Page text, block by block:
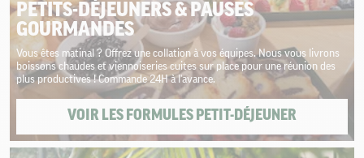
PETITS-DÉJEUNERS & PAUSES
GOURMANDES
Vous êtes matinal ? Offrez une collation à vos équipes. Nous vous livrons
boissons chaudes et viennoiseries cuites sur place pour une réunion des
plus productives ! Commande 24H à l'avance.
VOIR LES FORMULES PETIT-DÉJEUNER